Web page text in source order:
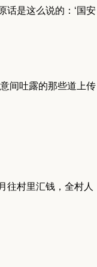
话是这么说的：‘国安
间吐露的那些道上传
往村里汇钱，全村人